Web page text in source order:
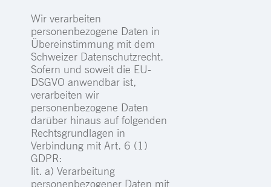
Wir verarbeiten
personenbezogene Daten in
Übereinstimmung mit dem
Schweizer Datenschutzrecht.
Sofern und soweit die EU-
DSGVO anwendbar ist,
verarbeiten wir
personenbezogene Daten
darüber hinaus auf folgenden
Rechtsgrundlagen in
Verbindung mit Art. 6 (1)
GDPR:
lit. a) Verarbeitung
personenbezogener Daten mit